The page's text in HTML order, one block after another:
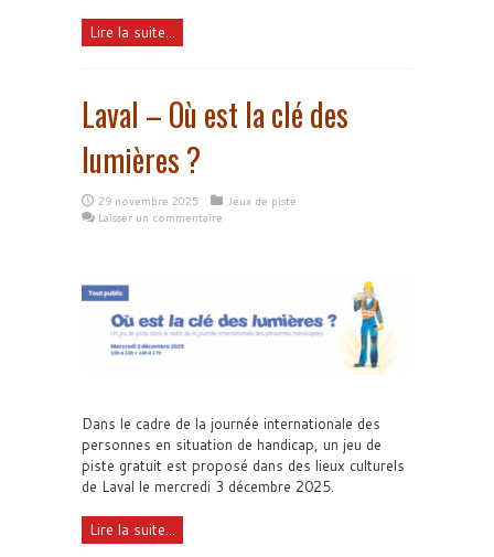
Lire la suite...
Laval – Où est la clé des
lumières ?
29 novembre 2025
Jeux de piste
Laisser un commentaire
Dans le cadre de la journée internationale des
personnes en situation de handicap, un jeu de
piste gratuit est proposé dans des lieux culturels
de Laval le mercredi 3 décembre 2025.
Lire la suite...